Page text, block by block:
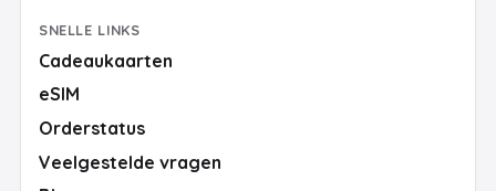
SNELLE LINKS
Cadeaukaarten
eSIM
Orderstatus
Veelgestelde vragen